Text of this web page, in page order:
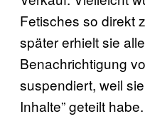
Fetisches so direkt
später erhielt sie
Benachrichtigung
suspendiert, weil
Inhalte” geteilt habe.